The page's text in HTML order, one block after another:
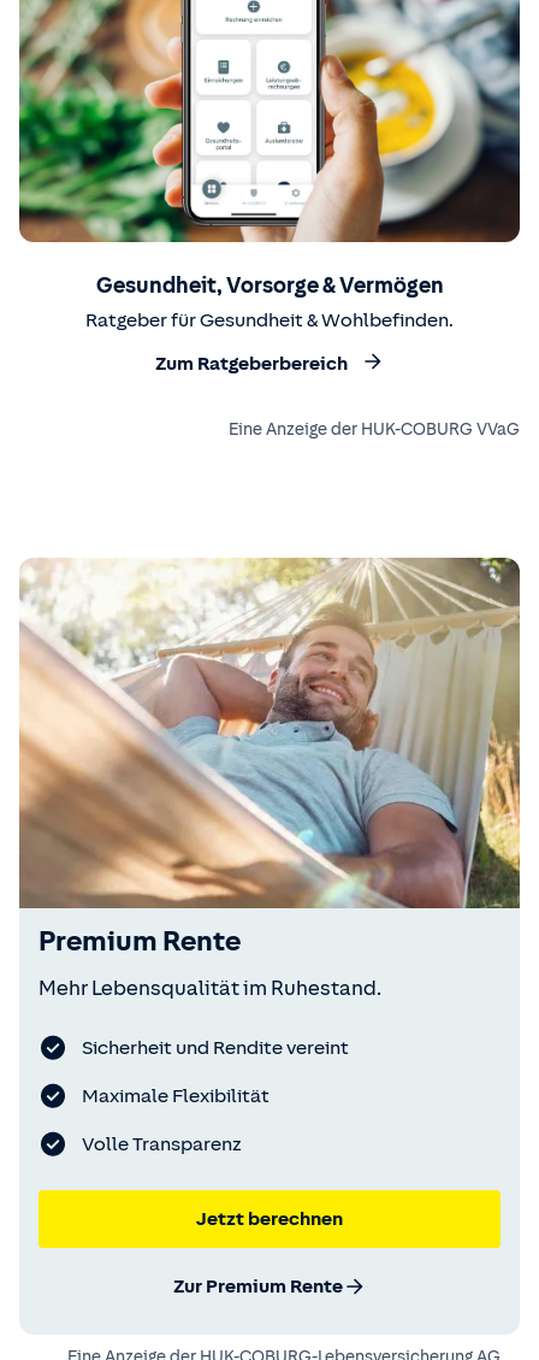
Gesundheit, Vorsorge & Vermögen
Ratgeber für Gesundheit & Wohlbefinden.
Zum Ratgeberbereich
Eine Anzeige der HUK-COBURG VVaG
Premium Rente
Mehr Lebensqualität im Ruhestand.
Sicherheit und Rendite vereint
Maximale Flexibilität
Volle Transparenz
Jetzt berechnen
Zur Premium Rente